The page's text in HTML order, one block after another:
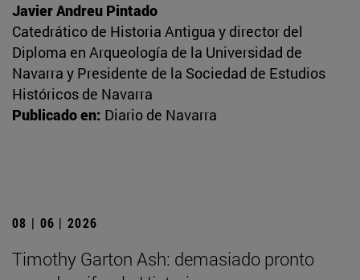
Javier Andreu Pintado
Catedrático de Historia Antigua y director del
Diploma en Arqueología de la Universidad de
Navarra y Presidente de la Sociedad de Estudios
Históricos de Navarra
Publicado en: Diario de Navarra
08 | 06 | 2026
Timothy Garton Ash: demasiado pronto